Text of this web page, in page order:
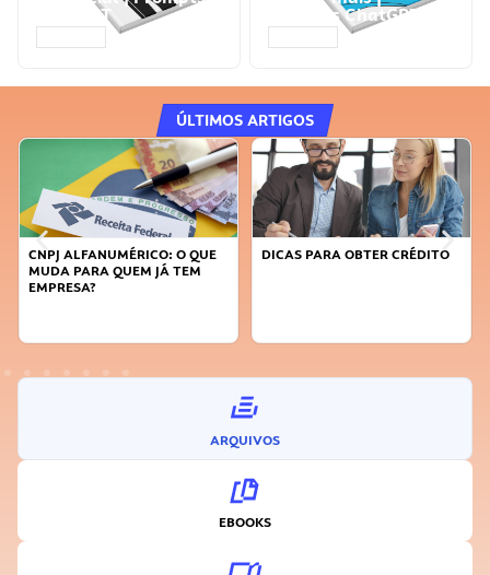
ChatGPT Prompts ChatGPT
ÚLTIMOS ARTIGOS
DICAS PARA OBTER CRÉDITO
FAÇA A DIFERENÇA: SEJA
ARQUIVOS
EBOOKS